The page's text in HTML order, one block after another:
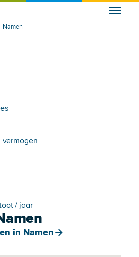
Namen
/ jaar
in Namen